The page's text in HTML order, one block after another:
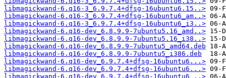
libmagickwand-6.q16-3_6.9.7.4+dfsg-16ubuntu6.15..>
libmagickwand-6.q16-3_6.9.7.4+dfsg-16ubuntu6_am..>
libmagickwand-6.q16-3_6.9.7.4+dfsg-16ubuntu6_i3..>
libmagickwand-6.q16-dev_6.8.9.9-7ubuntu5.16_amd..>
libmagickwand-6.q16-dev_6.8.9.9-7ubuntu5.16_i38..>
libmagickwand-6.q16-dev_6.8.9.9-7ubuntu5_amd64.deb
libmagickwand-6.q16-dev_6.8.9.9-7ubuntu5_i386.deb
libmagickwand-6.q16-dev_6.9.7.4+dfsg-16ubuntu6...>
libmagickwand-6.q16-dev_6.9.7.4+dfsg-16ubuntu6...>
libmagickwand-6.q16-dev_6.9.7.4+dfsg-16ubuntu6_..>